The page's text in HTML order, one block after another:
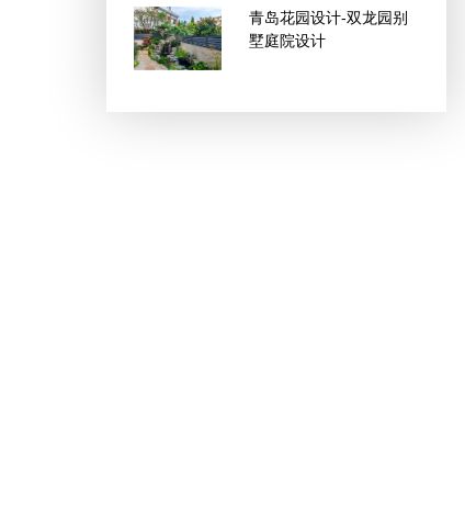
青岛花园设计-双龙园别
墅庭院设计